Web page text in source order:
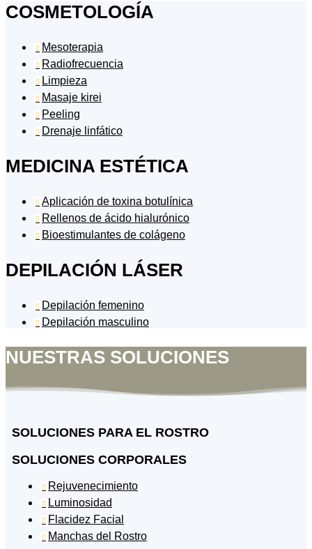
COSMETOLOGÍA
 Mesoterapia
 Radiofrecuencia
 Limpieza
 Masaje kirei
 Peeling
 Drenaje linfático
MEDICINA ESTÉTICA
 Aplicación de toxina botulínica
 Rellenos de ácido hialurónico
 Bioestimulantes de colágeno
DEPILACIÓN LÁSER
 Depilación femenino
 Depilación masculino
NUESTRAS SOLUCIONES
SOLUCIONES PARA EL ROSTRO
SOLUCIONES CORPORALES
 Rejuvenecimiento
 Luminosidad
 Flacidez Facial
 Manchas del Rostro